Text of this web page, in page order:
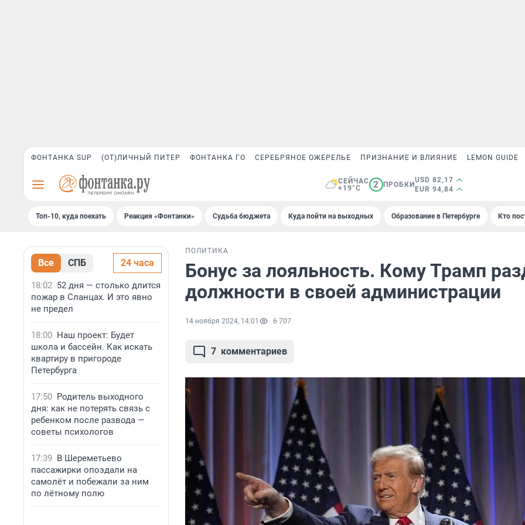
ФОНТАНКА SUP (ОТ)ЛИЧНЫЙ ПИТЕР ФОНТАНКА ГО СЕРЕБРЯНОЕ ОЖЕРЕЛЬЕ ПРИЗНАНИЕ И ВЛИЯНИЕ LEMON GUIDE
СЕЙЧАС
+19°C
2 ПРОБКИ
USD 82,17
EUR 94,84
Топ-10, куда поехать Реакция «Фонтанки» Судьба бюджета Куда пойти на выходных Образование в Петербурге Кто
Все СПБ 24 часа
18:02 52 дня — столько длится
пожар в Сланцах. И это явно
не предел
18:00 Наш проект: Будет
школа и бассейн. Как искать
квартиру в пригороде
Петербурга
17:50 Родитель выходного
дня: как не потерять связь с
ребенком после развода —
советы психологов
17:39 В Шереметьево
пассажирки опоздали на
самолёт и побежали за ним
по лётному полю
ПОЛИТИКА
Бонус за лояльность. Кому Трамп
должности в своей администрации
14 ноября 2024, 14:01 6 707
7 комментариев